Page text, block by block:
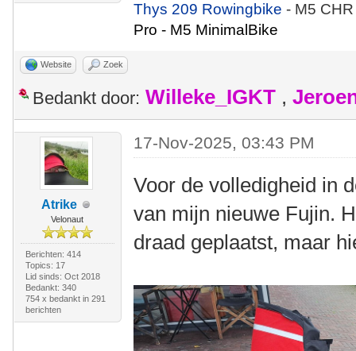
Thys 209 Rowingbike- M5
Pro - M5 MinimalBike
Website Zoek
Bedankt door: Willeke_IGKT ,
Atrike
Velonaut
Berichten: 414
Topics: 17
Lid sinds: Oct 2018
Bedankt: 340
754 x bedankt in 291
berichten
17-Nov-2025, 03:43 PM
Voor de volledigheid in
van mijn nieuwe Fujin.
draad geplaatst, maar